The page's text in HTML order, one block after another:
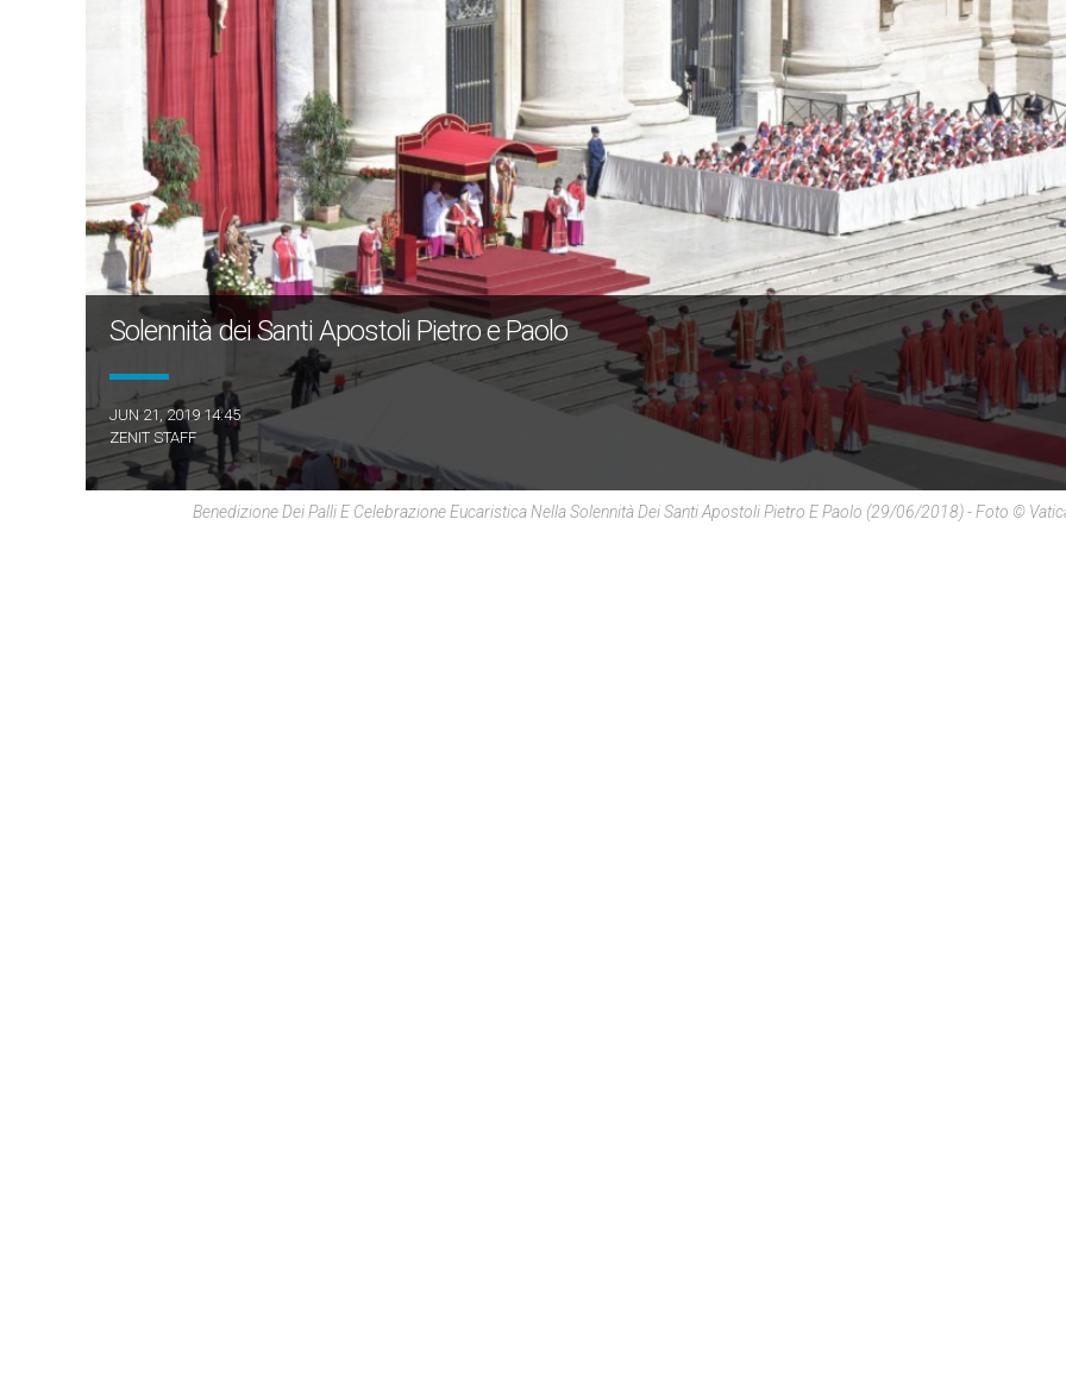
Solennità dei Santi Apostoli Pietro e Paolo
JUN 21, 2019 14:45
ZENIT STAFF
Benedizione Dei Palli E Celebrazione Eucaristica Nella Solennità Dei Santi Apostoli Pietro E Paolo (29/06/2018) - Foto ©